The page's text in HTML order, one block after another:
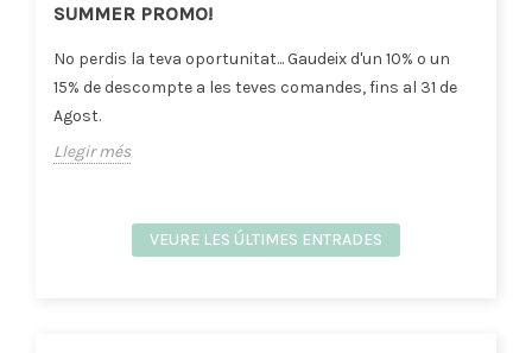
SUMMER PROMO!
No perdis la teva oportunitat... Gaudeix d'un 10% o un
15% de descompte a les teves comandes, fins al 31 de
Agost.
Llegir més
VEURE LES ÚLTIMES ENTRADES